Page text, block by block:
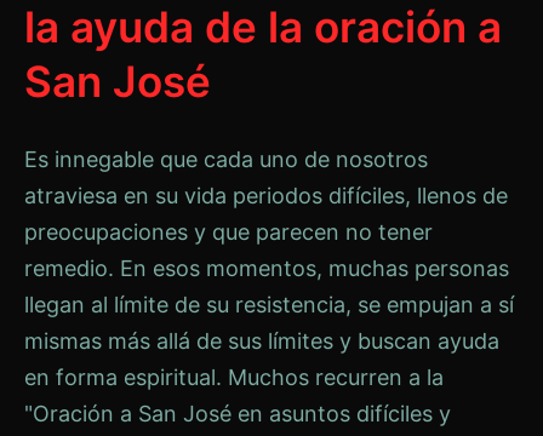
la ayuda de la oración a
San José
Es innegable que cada uno de nosotros
atraviesa en su vida periodos difíciles, llenos de
preocupaciones y que parecen no tener
remedio. En esos momentos, muchas personas
llegan al límite de su resistencia, se empujan a sí
mismas más allá de sus límites y buscan ayuda
en forma espiritual. Muchos recurren a la
"Oración a San José en asuntos difíciles y